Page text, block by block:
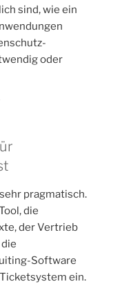
sind, wie ein
oder
pragmatisch.
die
der Vertrieb
Software
ein.